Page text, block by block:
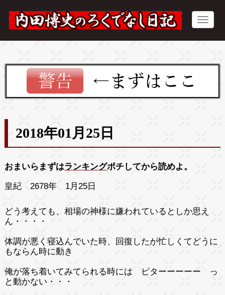
2018年01月25日
おまいらまずはランキングポチしてから読めよ。
皇紀 2678年 1月25日
どう考えても、相場の神様に嫌われているとしか思え
ん・・・・
体調が悪く寝込んでいた時、回復したが忙しくてどうに
もならん時に動き
俺が落ち着いてみてられる時には ピターーーーー っ
と動かない・・・